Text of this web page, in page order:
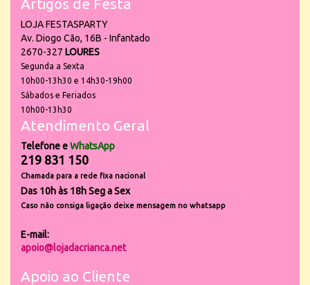
Artigos de Festa
LOJA FESTASPARTY
Av. Diogo Cão, 16B - Infantado
2670-327 LOURES
Segunda a Sexta
10h00-13h30 e 14h30-19h00
Sábados e Feriados
10h00-13h30
Atendimento Geral
Telefone eWhatsApp
219 831 150
Chamada para a rede fixa nacional
Das 10h às 18h Seg a Sex
Caso não consiga ligação deixe mensagem no whatsapp
E-mail:
apoio@lojadacrianca.net
Apoio ao Cliente